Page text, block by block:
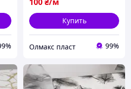
Купить
Олмакс пласт 99%